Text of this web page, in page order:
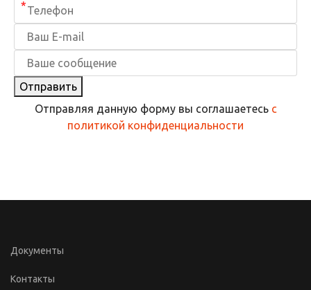
*
Отправить
Отправляя данную форму вы соглашаетесь с
политикой конфиденциальности
Документы
Контакты